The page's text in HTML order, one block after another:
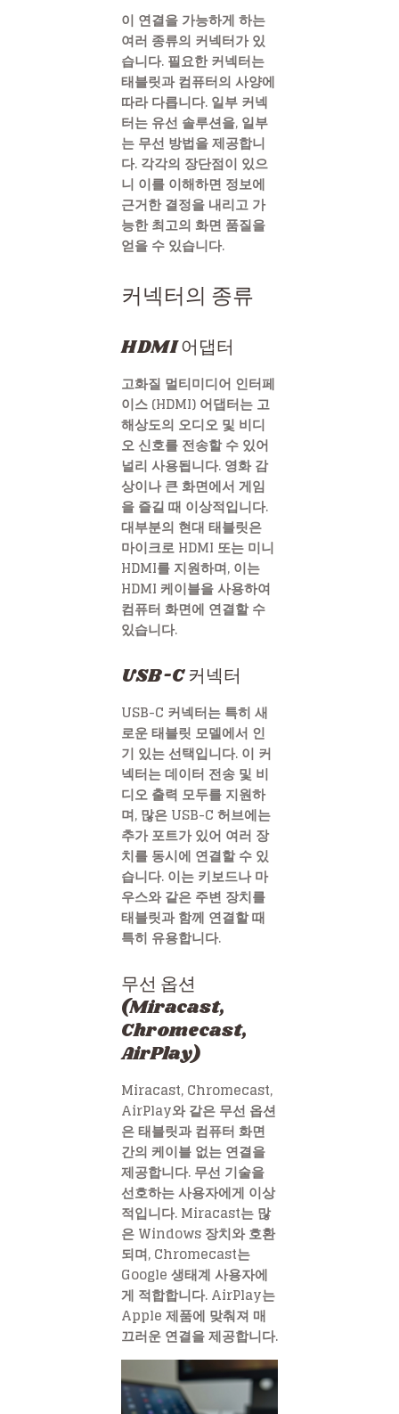
이 연결을 가능하게 하는
여러 종류의 커넥터가 있
습니다. 필요한 커넥터는
태블릿과 컴퓨터의 사양에
따라 다릅니다. 일부 커넥
터는 유선 솔루션을, 일부
는 무선 방법을 제공합니
다. 각각의 장단점이 있으
니 이를 이해하면 정보에
근거한 결정을 내리고 가
능한 최고의 화면 품질을
얻을 수 있습니다.
커넥터의 종류
HDMI 어댑터
고화질 멀티미디어 인터페
이스 (HDMI) 어댑터는 고
해상도의 오디오 및 비디
오 신호를 전송할 수 있어
널리 사용됩니다. 영화 감
상이나 큰 화면에서 게임
을 즐길 때 이상적입니다.
대부분의 현대 태블릿은
마이크로 HDMI 또는 미니
HDMI를 지원하며, 이는
HDMI 케이블을 사용하여
컴퓨터 화면에 연결할 수
있습니다.
USB-C 커넥터
USB-C 커넥터는 특히 새
로운 태블릿 모델에서 인
기 있는 선택입니다. 이 커
넥터는 데이터 전송 및 비
디오 출력 모두를 지원하
며, 많은 USB-C 허브에는
추가 포트가 있어 여러 장
치를 동시에 연결할 수 있
습니다. 이는 키보드나 마
우스와 같은 주변 장치를
태블릿과 함께 연결할 때
특히 유용합니다.
무선 옵션
(Miracast,
Chromecast,
AirPlay)
Miracast, Chromecast,
AirPlay와 같은 무선 옵션
은 태블릿과 컴퓨터 화면
간의 케이블 없는 연결을
제공합니다. 무선 기술을
선호하는 사용자에게 이상
적입니다. Miracast는 많
은 Windows 장치와 호환
되며, Chromecast는
Google 생태계 사용자에
게 적합합니다. AirPlay는
Apple 제품에 맞춰져 매
끄러운 연결을 제공합니다.